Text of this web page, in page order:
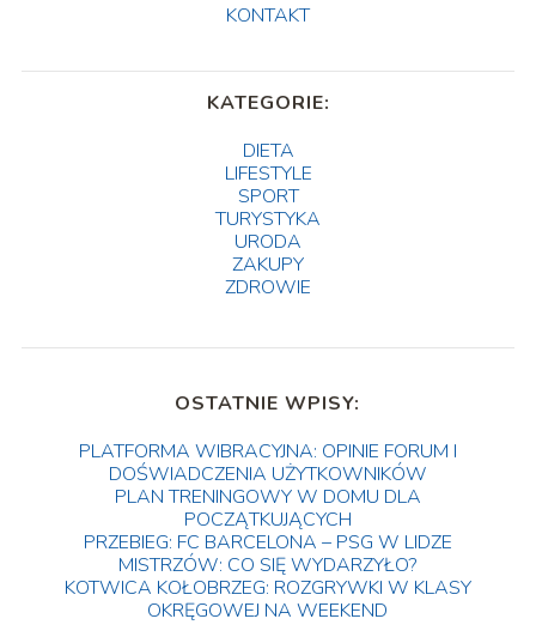
KONTAKT
KATEGORIE:
DIETA
LIFESTYLE
SPORT
TURYSTYKA
URODA
ZAKUPY
ZDROWIE
OSTATNIE WPISY:
PLATFORMA WIBRACYJNA: OPINIE FORUM I
DOŚWIADCZENIA UŻYTKOWNIKÓW
PLAN TRENINGOWY W DOMU DLA
POCZĄTKUJĄCYCH
PRZEBIEG: FC BARCELONA – PSG W LIDZE
MISTRZÓW: CO SIĘ WYDARZYŁO?
KOTWICA KOŁOBRZEG: ROZGRYWKI W KLASY
OKRĘGOWEJ NA WEEKEND